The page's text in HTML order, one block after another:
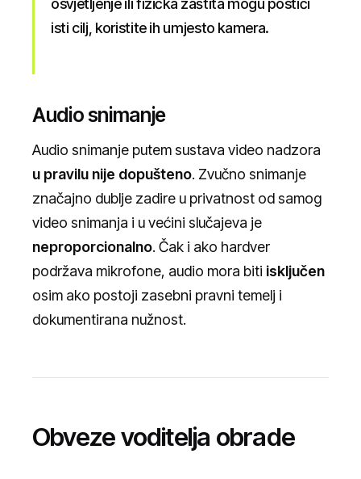
osvjetljenje ili fizička zaštita mogu postići
isti cilj, koristite ih umjesto kamera.
Audio snimanje
Audio snimanje putem sustava video nadzora
u pravilu nije dopušteno. Zvučno snimanje
značajno dublje zadire u privatnost od samog
video snimanja i u većini slučajeva je
neproporcionalno. Čak i ako hardver
podržava mikrofone, audio mora biti isključen
osim ako postoji zasebni pravni temelj i
dokumentirana nužnost.
Obveze voditelja obrade